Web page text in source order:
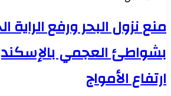
منع نزول البحر ورفع الراية
بشواطئ العجمي
ارتفاع الأمواج